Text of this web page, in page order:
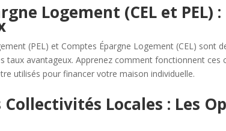
Logement (CEL et PEL)
(PEL) et Comptes Épargne Logement (CEL) sont
taux avantageux. Apprenez comment fonctionnent
utilisés pour financer votre maison individuelle.
Collectivités Locales : Les